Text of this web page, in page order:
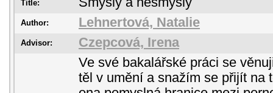
Title:
Author: Lehnertová, Natalie
Advisor: Czepcová, Irena
Ve své bakalářské práci se
těl v umění a snažím se přijít na